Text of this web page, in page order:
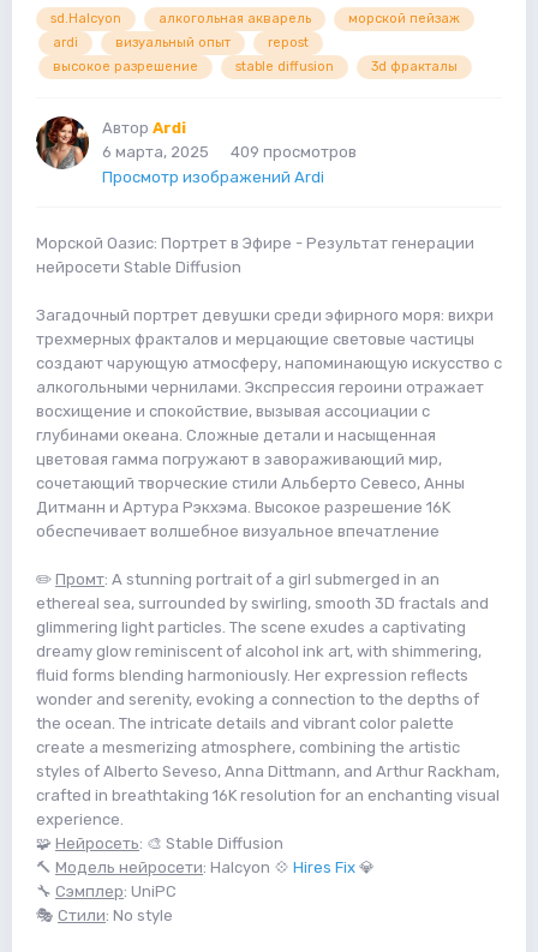
sd.Halcyon алкогольная акварель
морской пейзаж
ardi
визуальный опыт
repost
высокое разрешение
stable diffusion 3d фракталы
Автор Ardi
6 марта, 2025
409 просмотров
Просмотр изображений Ardi
Морской Оазис: Портрет в Эфире - Результат генерации
нейросети Stable Diffusion
Загадочный портрет девушки среди эфирного моря: вихри
трехмерных фракталов и мерцающие световые частицы
создают чарующую атмосферу, напоминающую искусство с
алкогольными чернилами. Экспрессия героини отражает
восхищение и спокойствие, вызывая ассоциации с
глубинами океана. Сложные детали и насыщенная
цветовая гамма погружают в завораживающий мир,
сочетающий творческие стили Альберто Севесо, Анны
Дитманн и Артура Рэкхэма. Высокое разрешение 16K
обеспечивает волшебное визуальное впечатление
✏️ Промт: A stunning portrait of a girl submerged in an
ethereal sea, surrounded by swirling, smooth 3D fractals and
glimmering light particles. The scene exudes a captivating
dreamy glow reminiscent of alcohol ink art, with shimmering,
fluid forms blending harmoniously. Her expression reflects
wonder and serenity, evoking a connection to the depths of
the ocean. The intricate details and vibrant color palette
create a mesmerizing atmosphere, combining the artistic
styles of Alberto Seveso, Anna Dittmann, and Arthur Rackham,
crafted in breathtaking 16K resolution for an enchanting visual
experience.
🧩 Нейросеть: 🎨 Stable Diffusion
🔨 Модель нейросети: Halcyon 💠 Hires Fix 💎
🔧 Сэмплер: UniPC
🎭 Стили: No style